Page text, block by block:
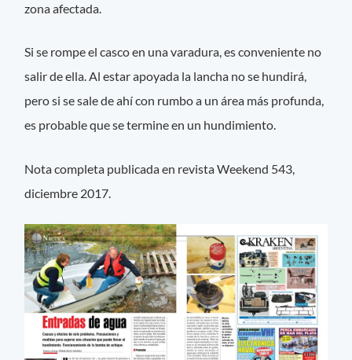
zona afectada.
Si se rompe el casco en una varadura, es conveniente no
salir de ella. Al estar apoyada la lancha no se hundirá,
pero si se sale de ahí con rumbo a un área más profunda,
es probable que se termine en un hundimiento.
Nota completa publicada en revista Weekend 543,
diciembre 2017.